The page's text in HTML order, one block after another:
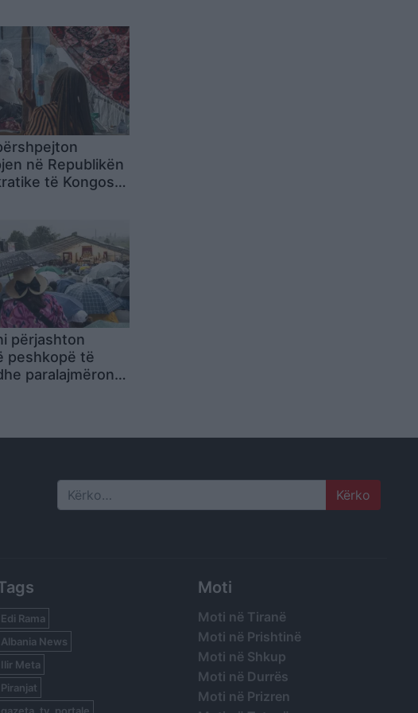
në Republikën
të Kongos,
përjashton
peshkopë të
paralajmëron
Search
Edi Rama
Albania News
Ilir Meta
Piranjat
Moti
Moti në Tiranë
Moti në Prishtinë
Moti në Shkup
Moti në Durrës
Moti në Prizren